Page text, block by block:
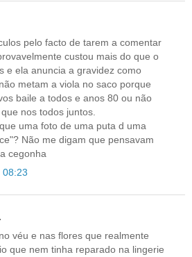
pelo facto de tarem a comentar
custou mais do que o
e ela anuncia a gravidez como
metam a viola no saco porque
baile a todos e anos 80 ou não
nos todos juntos.
uma foto de uma puta d uma
Não me digam que pensavam
cegonha
08:23
véu e nas flores que realmente
que nem tinha reparado na lingerie